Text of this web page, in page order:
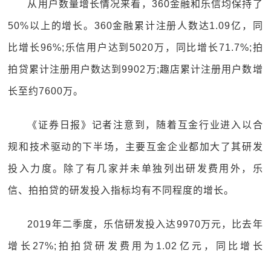
从用户数量增长情况来看，360金融和乐信均保持了
50%以上的增长。360金融累计注册人数达1.09亿，同
比增长96%;乐信用户达到5020万，同比增长71.7%;拍
拍贷累计注册用户数达到9902万;趣店累计注册用户数增
长至约7600万。
《证券日报》记者注意到，随着互金行业进入以合
规和技术驱动的下半场，主要互金企业都加大了其研发
投入力度。除了有几家并未单独列出研发费用外，乐
信、拍拍贷的研发投入指标均有不同程度的增长。
2019年二季度，乐信研发投入达9970万元，比去年
增长27%;拍拍贷研发费用为1.02亿元，同比增长